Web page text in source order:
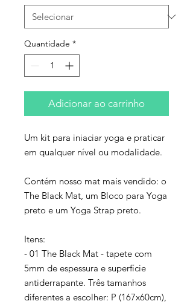
Quantidade *
Adicionar ao carrinho
Um kit para iniaciar yoga e praticar
em qualquer nível ou modalidade.
Contém nosso mat mais vendido: o
The Black Mat, um Bloco para Yoga
preto e um Yoga Strap preto.
Itens:
- 01 The Black Mat - tapete com
5mm de espessura e superfície
antiderrapante. Três tamanhos
diferentes a escolher: P (167x60cm),